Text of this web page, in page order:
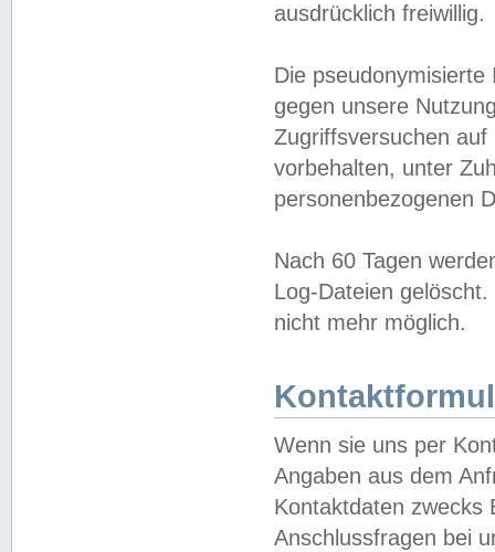
ausdrücklich freiwillig.
Die
gegen unsere
Zugriffsversuchen
vorbehalten, unter
personenbezogenen
Nach 60 Tagen
Log-Dateien
nicht mehr möglich.
Wenn sie uns per
Angaben aus dem
Kontaktdaten zwecks
Anschlussfragen bei